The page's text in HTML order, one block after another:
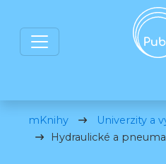
mKnihy
Univerzity a
Hydraulické a